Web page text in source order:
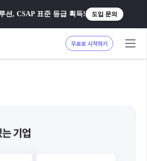
션, CSAP 표준 등급 획득! 도입 문의
무료로 시작하기